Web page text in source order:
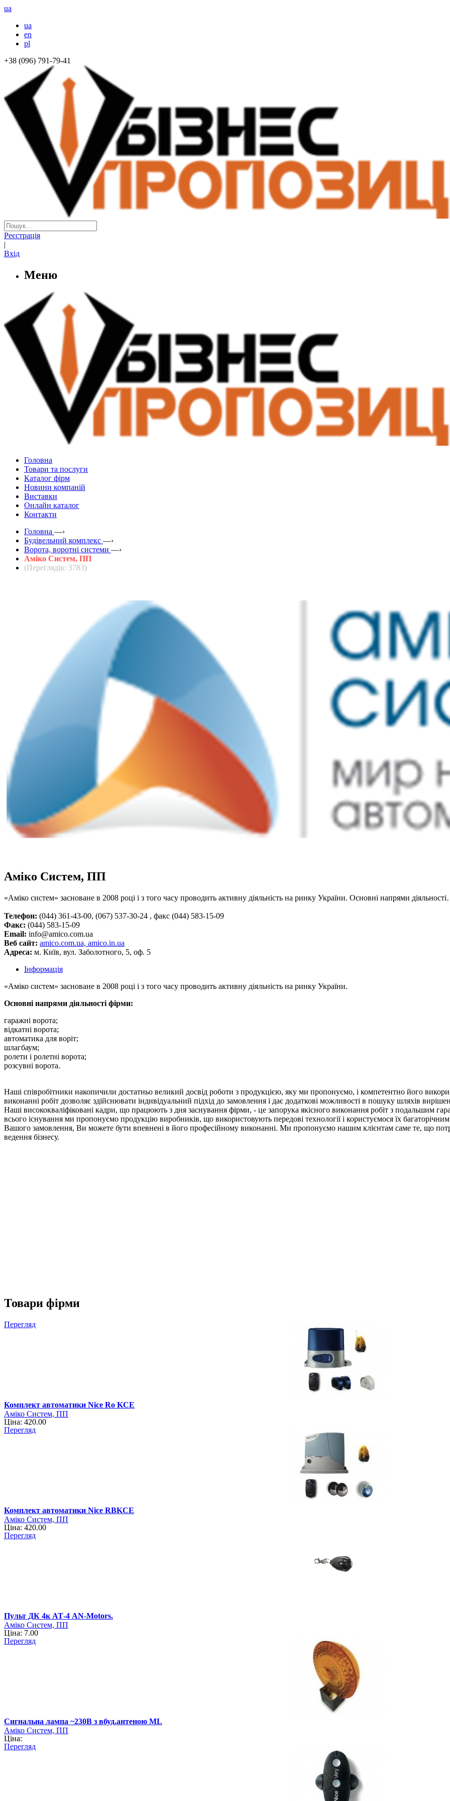
ua
ua
en
pl
+38 (096) 791-79-41
Реєстрація
|
Вхід
Меню
Головна
Товари та послуги
Каталог фірм
Новини компаній
Виставки
Онлайн каталог
Контакти
Головна —›
Будівельний комплекс —›
Ворота, воротні системи —›
Аміко Систем, ПП
(Переглядів: 3783)
Аміко Систем, ПП
«Аміко систем» засноване в 2008 році і з того часу проводить активну діяльність на ринку України. Основні напрями
Телефон: (044) 361-43-00, (067) 537-30-24 , факс (044) 583-15-09
Факс: (044) 583-15-09
Email: info@amico.com.ua
Веб сайт: amico.com.ua, amico.in.ua
Адреса: м. Київ, вул. Заболотного, 5, оф. 5
Інформація
«Аміко систем» засноване в 2008 році і з того часу проводить активну діяльність на ринку України.
Основні напрями діяльності фірми:
гаражні ворота;
відкатні ворота;
автоматика для воріт;
шлагбаум;
ролети і ролетні ворота;
розсувні ворота.
Наші співробітники накопичили достатньо великий досвід роботи з продукцією, яку ми пропонуємо, і компетентно його
виконанні робіт дозволяє здійснювати індивідуальний підхід до замовлення і дає додаткові можливості в пошуку шляхів
Наші висококваліфіковані кадри, що працюють з дня заснування фірми, - це запорука якісного виконання робіт з подальшим
всього існування ми пропонуємо продукцію виробників, що використовують передові технології і користуємося їх
Вашого замовлення, Ви можете бути впевнені в його професійному виконанні. Ми пропонуємо нашим клієнтам саме те, що
ведення бізнесу.
Товари фірми
Перегляд
Комплект автоматики Nice Ro KCE
Аміко Систем, ПП
Ціна: 420.00
Перегляд
Комплект автоматики Nice RBKCE
Аміко Систем, ПП
Ціна: 420.00
Перегляд
Пульт ДК 4к АТ-4 AN-Motors.
Аміко Систем, ПП
Ціна: 7.00
Перегляд
Cигнальна лампа ~230B з вбуд.антеною ML
Аміко Систем, ПП
Ціна:
Перегляд